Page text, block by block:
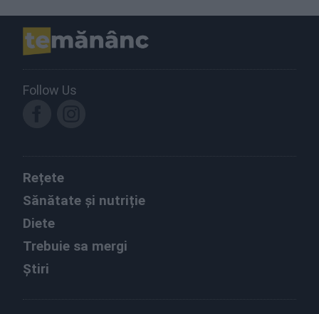
Follow Us
Rețete
Sănătate și nutriție
Diete
Trebuie sa mergi
Știri